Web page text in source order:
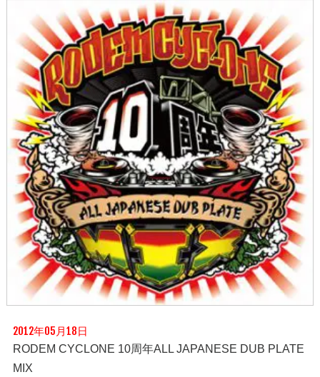
2012年05月18日
RODEM CYCLONE 10周年ALL JAPANESE DUB PLATE
MIX